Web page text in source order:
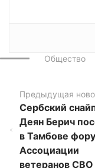
Общество
Предыдущая
Сербский
Деян Берич
в Тамбове
Ассоциации
ветеранов СВО